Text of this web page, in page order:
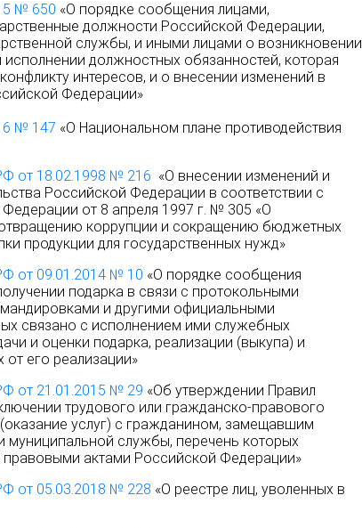
№ 650 «О порядке сообщения лицами,
должности Российской Федерации,
службы, и иными лицами о возникновении
должностных обязанностей, которая
интересов, и о внесении изменений в
Федерации»
№ 147 «О Национальном плане противодействия
от 18.02.1998 № 216 «О внесении изменений и
Российской Федерации в соответствии с
от 8 апреля 1997 г. № 305 «О
коррупции и сокращению бюджетных
продукции для государственных нужд»
от 09.01.2014 № 10 «О порядке сообщения
подарка в связи с протокольными
и другими официальными
связано с исполнением ими служебных
и оценки подарка, реализации (выкупа) и
от его реализации»
от 21.01.2015 № 29 «Об утверждении Правил
трудового или гражданско-правового
услуг) с гражданином, замещавшим
муниципальной службы, перечень которых
актами Российской Федерации»
от 05.03.2018 № 228 «О реестре лиц, уволенных в